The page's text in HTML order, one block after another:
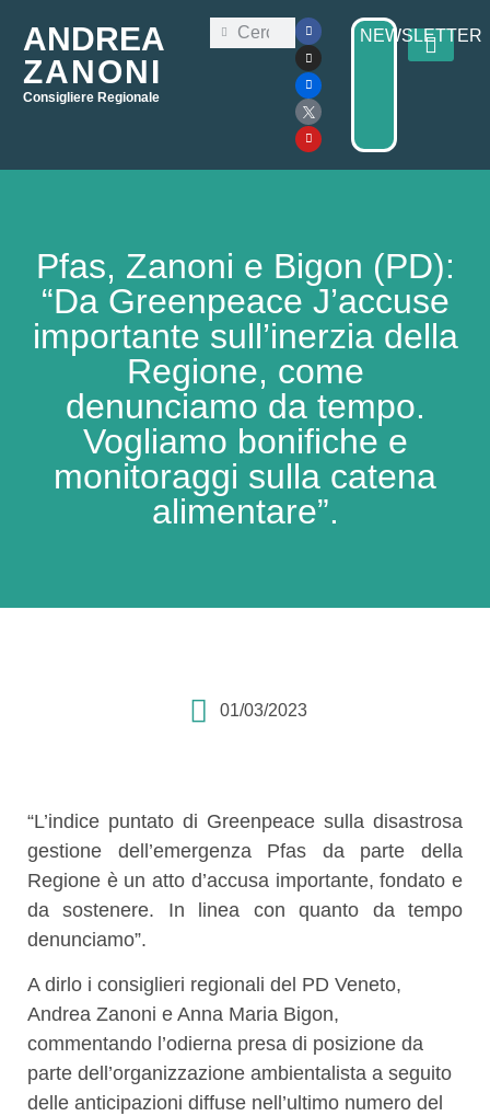
ANDREA
ZANONI
Consigliere Regionale
NEWSLETTER
Pfas, Zanoni e Bigon (PD):
“Da Greenpeace J’accuse
importante sull’inerzia della
Regione, come
denunciamo da tempo.
Vogliamo bonifiche e
monitoraggi sulla catena
alimentare”.
01/03/2023
“L’indice puntato di Greenpeace sulla disastrosa
gestione dell’emergenza Pfas da parte della
Regione è un atto d’accusa importante, fondato e
da sostenere. In linea con quanto da tempo
denunciamo”.
A dirlo i consiglieri regionali del PD Veneto,
Andrea Zanoni e Anna Maria Bigon,
commentando l’odierna presa di posizione da
parte dell’organizzazione ambientalista a seguito
delle anticipazioni diffuse nell’ultimo numero del